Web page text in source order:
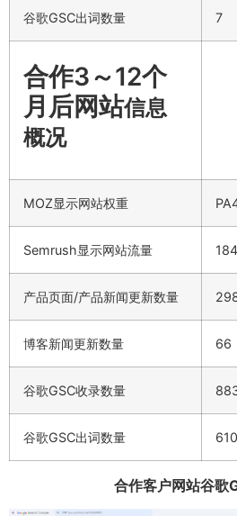
谷歌GSC出词数量 7
合作3～12个
月后网站信息
概况
MOZ显示网站权重
Semrush显示网站流量 184
产品页面/产品新闻更新数量
博客新闻更新数量 66
谷歌GSC收录数量
谷歌GSC出词数量 610
合作客户网站谷歌